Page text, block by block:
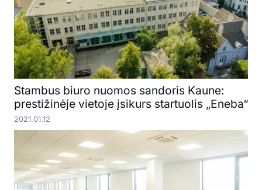
Stambus biuro nuomos sandoris Kaune:
prestižinėje vietoje įsikurs startuolis „Eneba“
2021.01.12